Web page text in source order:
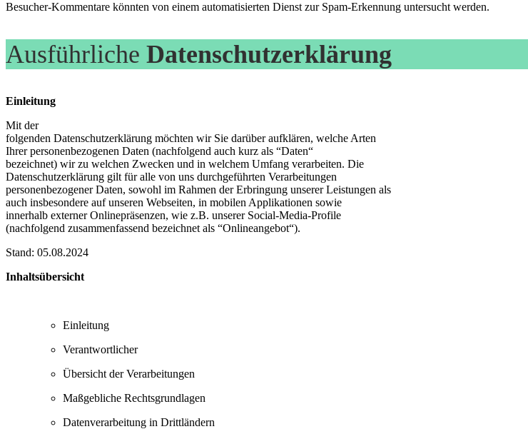
Besucher-Kommentare könnten von einem automatisierten Dienst zur Spam-Erkennung untersucht werden.
Ausführliche Datenschutzerklärung
Einleitung
Mit der
folgenden Datenschutzerklärung möchten wir Sie darüber aufklären, welche Arten
Ihrer personenbezogenen Daten (nachfolgend auch kurz als “Daten“
bezeichnet) wir zu welchen Zwecken und in welchem Umfang verarbeiten. Die
Datenschutzerklärung gilt für alle von uns durchgeführten Verarbeitungen
personenbezogener Daten, sowohl im Rahmen der Erbringung unserer Leistungen als
auch insbesondere auf unseren Webseiten, in mobilen Applikationen sowie
innerhalb externer Onlinepräsenzen, wie z.B. unserer Social-Media-Profile
(nachfolgend zusammenfassend bezeichnet als “Onlineangebot“).
Stand: 05.08.2024
Inhaltsübersicht
Einleitung
Verantwortlicher
Übersicht der Verarbeitungen
Maßgebliche Rechtsgrundlagen
Datenverarbeitung in Drittländern